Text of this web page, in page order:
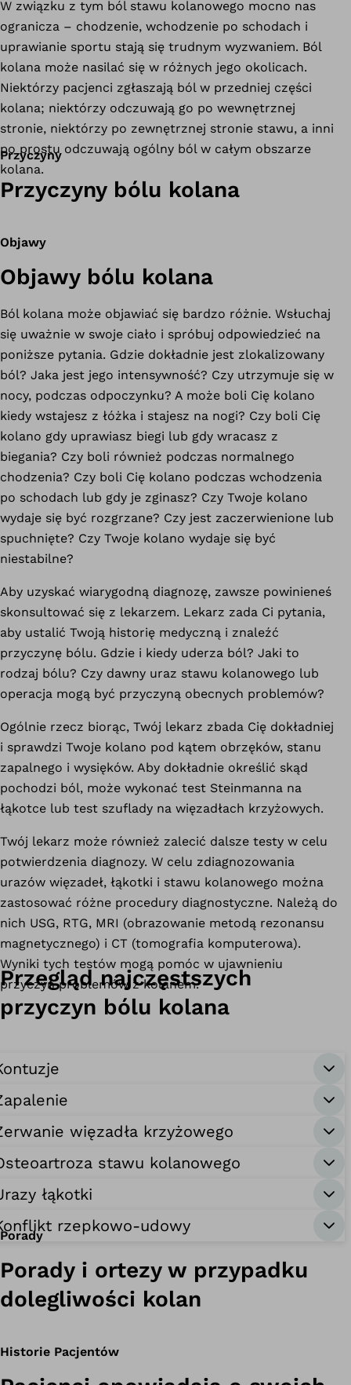
W związku z tym ból stawu kolanowego mocno nas
ogranicza – chodzenie, wchodzenie po schodach i
uprawianie sportu stają się trudnym wyzwaniem. Ból
kolana może nasilać się w różnych jego okolicach.
Niektórzy pacjenci zgłaszają ból w przedniej części
kolana; niektórzy odczuwają go po wewnętrznej
stronie, niektórzy po zewnętrznej stronie stawu, a inni
po prostu odczuwają ogólny ból w całym obszarze
kolana.
Przyczyny
Przyczyny bólu kolana
Objawy
Objawy bólu kolana
Ból kolana może objawiać się bardzo różnie. Wsłuchaj
się uważnie w swoje ciało i spróbuj odpowiedzieć na
poniższe pytania. Gdzie dokładnie jest zlokalizowany
ból? Jaka jest jego intensywność? Czy utrzymuje się w
nocy, podczas odpoczynku? A może boli Cię kolano
kiedy wstajesz z łóżka i stajesz na nogi? Czy boli Cię
kolano gdy uprawiasz biegi lub gdy wracasz z
biegania? Czy boli również podczas normalnego
chodzenia? Czy boli Cię kolano podczas wchodzenia
po schodach lub gdy je zginasz? Czy Twoje kolano
wydaje się być rozgrzane? Czy jest zaczerwienione lub
spuchnięte? Czy Twoje kolano wydaje się być
niestabilne?
Aby uzyskać wiarygodną diagnozę, zawsze powinieneś
skonsultować się z lekarzem. Lekarz zada Ci pytania,
aby ustalić Twoją historię medyczną i znaleźć
przyczynę bólu. Gdzie i kiedy uderza ból? Jaki to
rodzaj bólu? Czy dawny uraz stawu kolanowego lub
operacja mogą być przyczyną obecnych problemów?
Ogólnie rzecz biorąc, Twój lekarz zbada Cię dokładniej
i sprawdzi Twoje kolano pod kątem obrzęków, stanu
zapalnego i wysięków. Aby dokładnie określić skąd
pochodzi ból, może wykonać test Steinmanna na
łąkotce lub test szuflady na więzadłach krzyżowych.
Twój lekarz może również zalecić dalsze testy w celu
potwierdzenia diagnozy. W celu zdiagnozowania
urazów więzadeł, łąkotki i stawu kolanowego można
zastosować różne procedury diagnostyczne. Należą do
nich USG, RTG, MRI (obrazowanie metodą rezonansu
magnetycznego) i CT (tomografia komputerowa).
Wyniki tych testów mogą pomóc w ujawnieniu
przyczyn problemów z kolanem.
Przegląd najczęstszych
przyczyn bólu kolana
więzadła krzyżowego
stawu kolanowego
łąkotki
rzepkowo-udowy
Porady
Porady i ortezy w przypadku
dolegliwości kolan
Historie Pacjentów